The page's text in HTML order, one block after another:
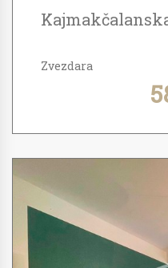
Zvezdara